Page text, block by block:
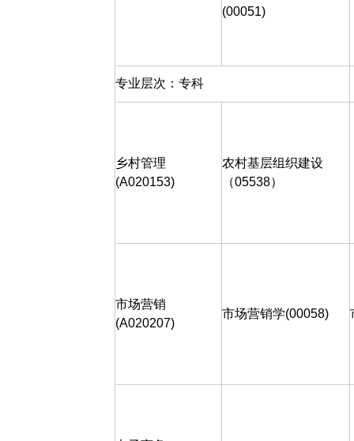
(00051)
专业层次：专科
乡村管理
(A020153)
农村基层组织建设
（05538）
市场营销
(A020207)
市场营销学(00058)